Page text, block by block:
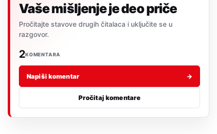
Vaše mišljenje je deo priče
Pročitajte stavove drugih čitalaca i uključite se u
razgovor.
2KOMENTARA
Napiši komentar →
Pročitaj komentare